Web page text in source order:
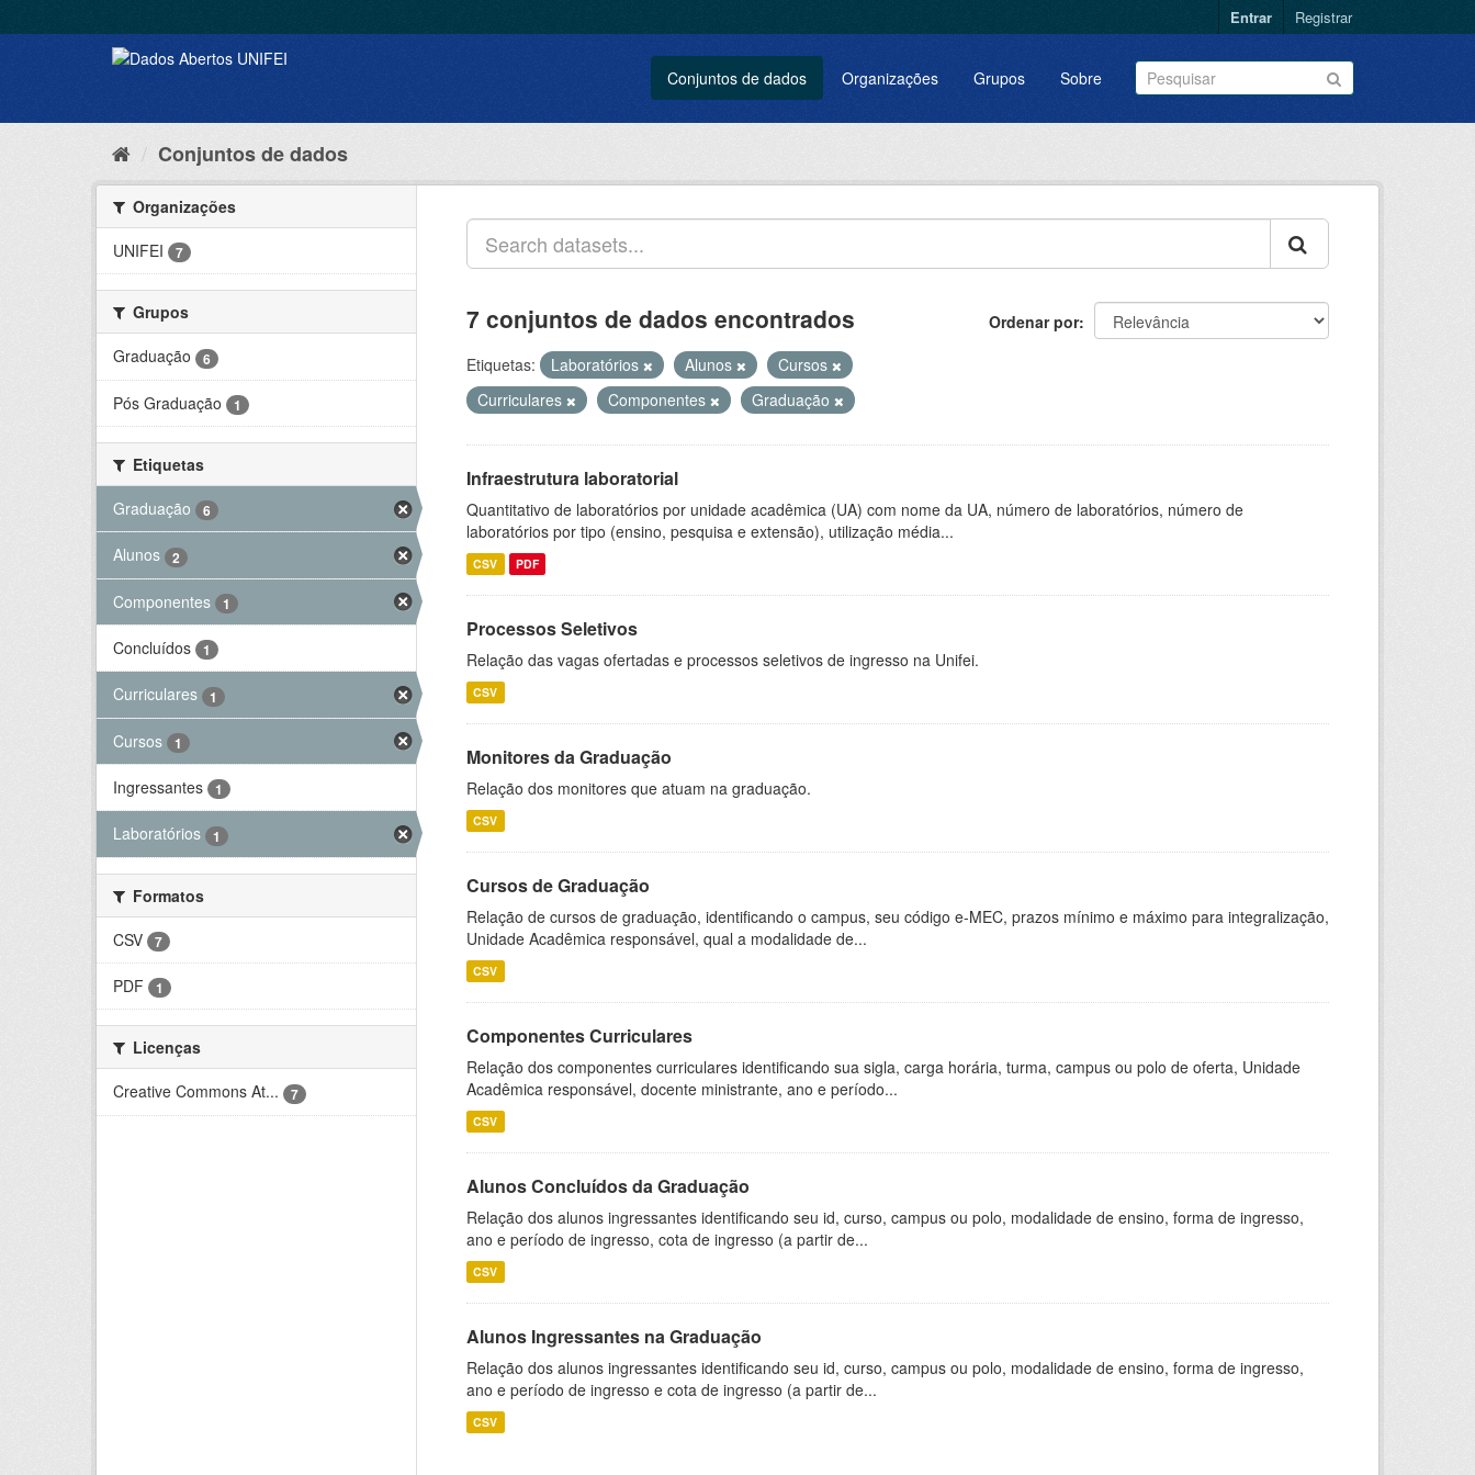
Entrar Registrar
Conjuntos de dados Organizações Grupos Sobre
Conjuntos de dados
Organizações
UNIFEI
7
Grupos
Graduação
6
Pós Graduação 1
Etiquetas
Graduação
6
Alunos 2
Componentes 1
Concluídos 1
Curriculares 1
Cursos 1
Ingressantes 1
Laboratórios 1
Formatos
CSV
7
PDF 1
Licenças
Creative Commons At...
7
Ordenar por
7 conjuntos de dados encontrados
Etiquetas: Laboratórios Alunos
Cursos
Curriculares
Componentes Graduação
Infraestrutura laboratorial
Quantitativo de laboratórios por unidade acadêmica (UA) com nome da UA, número de laboratórios, número de
laboratórios por tipo (ensino, pesquisa e extensão), utilização média...
CSV PDF
Processos Seletivos
Relação das vagas ofertadas e processos seletivos de ingresso na Unifei.
CSV
Monitores da Graduação
Relação dos monitores que atuam na graduação.
CSV
Cursos de Graduação
Relação de cursos de graduação, identificando o campus, seu código e-MEC, prazos mínimo e máximo para integralização,
Unidade Acadêmica responsável, qual a modalidade de...
CSV
Componentes Curriculares
Relação dos componentes curriculares identificando sua sigla, carga horária, turma, campus ou polo de oferta, Unidade
Acadêmica responsável, docente ministrante, ano e período...
CSV
Alunos Concluídos da Graduação
Relação dos alunos ingressantes identificando seu id, curso, campus ou polo, modalidade de ensino, forma de ingresso,
ano e período de ingresso, cota de ingresso (a partir de...
CSV
Alunos Ingressantes na Graduação
Relação dos alunos ingressantes identificando seu id, curso, campus ou polo, modalidade de ensino, forma de ingresso,
ano e período de ingresso e cota de ingresso (a partir de...
CSV